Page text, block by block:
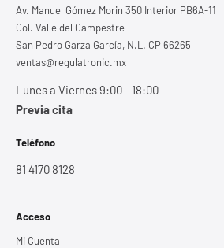
Av. Manuel Gómez Morin 350 Interior PB6A-11
Col. Valle del Campestre
San Pedro Garza García, N.L. CP 66265
ventas@regulatronic.mx
Lunes a Viernes 9:00 - 18:00
Previa cita
Teléfono
81 4170 8128
Acceso
Mi Cuenta